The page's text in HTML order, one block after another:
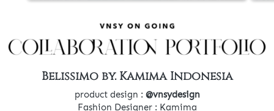
Belissimo by. Kamima Indonesia
product design : @vnsydesign
Fashion Designer : Kamima